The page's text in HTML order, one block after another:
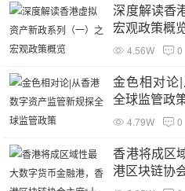
深度解读香
宏观政策概
4.56W 0
金色相对论
全球监管政
4.79W 0
香港将成区
港区块链协